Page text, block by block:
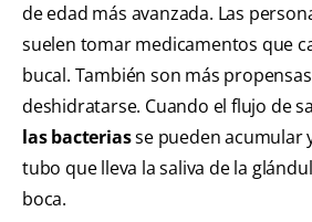
de edad más avanzada. Las
suelen tomar medicamentos que
bucal. También son más
deshidratarse. Cuando el flujo de
las bacteriasse pueden acumular
tubo que lleva la saliva de la
boca.